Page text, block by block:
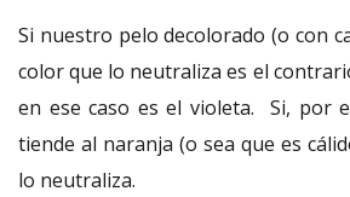
Si nuestro pelo decolorado (o con
color que lo neutraliza es el
en ese caso es el violeta. Si, por
tiende al naranja (o sea que es
lo neutraliza.